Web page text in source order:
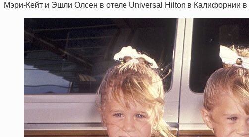
Мэри-Кейт и Эшли Олсен в отеле Universal Hilton в Калифорнии в